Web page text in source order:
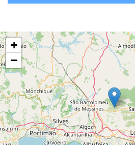
+
−